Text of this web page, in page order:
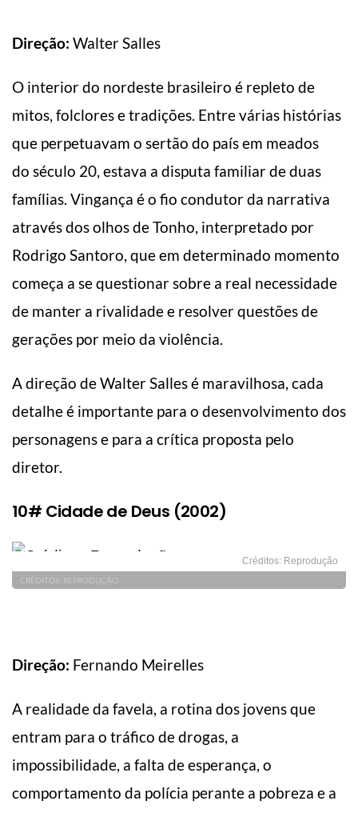
Direção: Walter Salles
O interior do nordeste brasileiro é repleto de
mitos, folclores e tradições. Entre várias histórias
que perpetuavam o sertão do país em meados
do século 20, estava a disputa familiar de duas
famílias. Vingança é o fio condutor da narrativa
através dos olhos de Tonho, interpretado por
Rodrigo Santoro, que em determinado momento
começa a se questionar sobre a real necessidade
de manter a rivalidade e resolver questões de
gerações por meio da violência.
A direção de Walter Salles é maravilhosa, cada
detalhe é importante para o desenvolvimento dos
personagens e para a crítica proposta pelo
diretor.
10# Cidade de Deus (2002)
Créditos: Reprodução
CRÉDITOS: REPRODUÇÃO
Direção: Fernando Meirelles
A realidade da favela, a rotina dos jovens que
entram para o tráfico de drogas, a
impossibilidade, a falta de esperança, o
comportamento da polícia perante a pobreza e a